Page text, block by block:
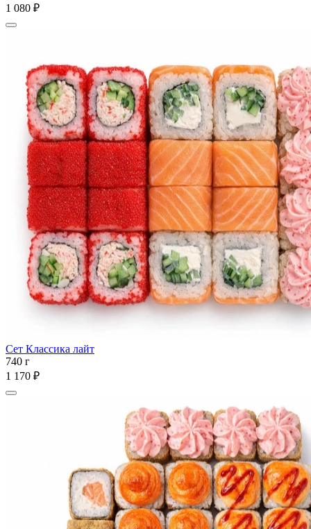
1 080 ₽
Сет Классика лайт
740 г
1 170 ₽